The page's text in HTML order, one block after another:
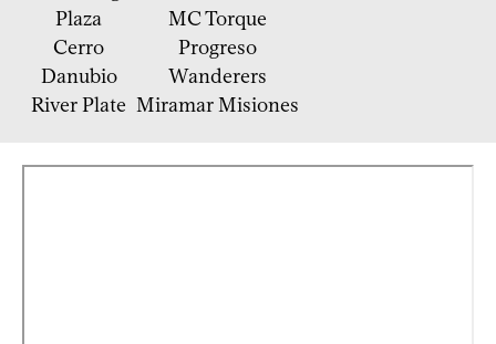
Plaza
MC Torque
Cerro
Progreso
Danubio
Wanderers
River Plate Miramar Misiones